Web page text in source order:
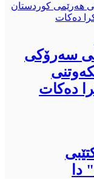
سەرۆکی
دەکات
دا